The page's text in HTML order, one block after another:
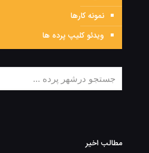
نمونه کارها
ویدئو کلیپ پرده ها
جستجو
مطالب اخیر